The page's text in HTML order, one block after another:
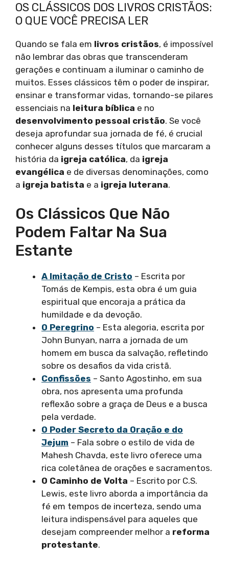
OS CLÁSSICOS DOS LIVROS CRISTÃOS:
O QUE VOCÊ PRECISA LER
Quando se fala em livros cristãos, é impossível
não lembrar das obras que transcenderam
gerações e continuam a iluminar o caminho de
muitos. Esses clássicos têm o poder de inspirar,
ensinar e transformar vidas, tornando-se pilares
essenciais na leitura bíblica e no
desenvolvimento pessoal cristão. Se você
deseja aprofundar sua jornada de fé, é crucial
conhecer alguns desses títulos que marcaram a
história da igreja católica, da igreja
evangélica e de diversas denominações, como
a igreja batista e a igreja luterana.
Os Clássicos Que Não
Podem Faltar Na Sua
Estante
A Imitação de Cristo – Escrita por
Tomás de Kempis, esta obra é um guia
espiritual que encoraja a prática da
humildade e da devoção.
O Peregrino – Esta alegoria, escrita por
John Bunyan, narra a jornada de um
homem em busca da salvação, refletindo
sobre os desafios da vida cristã.
Confissões – Santo Agostinho, em sua
obra, nos apresenta uma profunda
reflexão sobre a graça de Deus e a busca
pela verdade.
O Poder Secreto da Oração e do
Jejum – Fala sobre o estilo de vida de
Mahesh Chavda, este livro oferece uma
rica coletânea de orações e sacramentos.
O Caminho de Volta – Escrito por C.S.
Lewis, este livro aborda a importância da
fé em tempos de incerteza, sendo uma
leitura indispensável para aqueles que
desejam compreender melhor a reforma
protestante.